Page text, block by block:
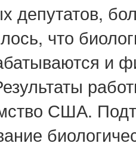
депутатов,
что
и
США.